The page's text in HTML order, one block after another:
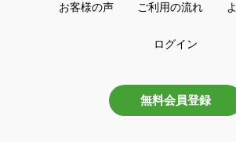
お客様の声 ご利用の流れ
ログイン
無料会員登録